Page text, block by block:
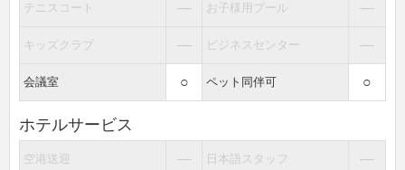
テニスコート ― お子様用プール ―
キッズクラブ ― ビジネスセンター ―
会議室 ○ ペット同伴可 ○
ホテルサービス
空港送迎 ― 日本語スタッフ ―